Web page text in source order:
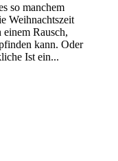
so manchem
Weihnachtszeit
Rausch,
kann. Oder
Ist ein...